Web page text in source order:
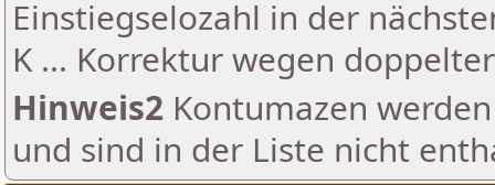
Einstiegselozahl in der
K ... Korrektur wegen
Hinweis2 Kontumazen
und sind in der Liste nicht